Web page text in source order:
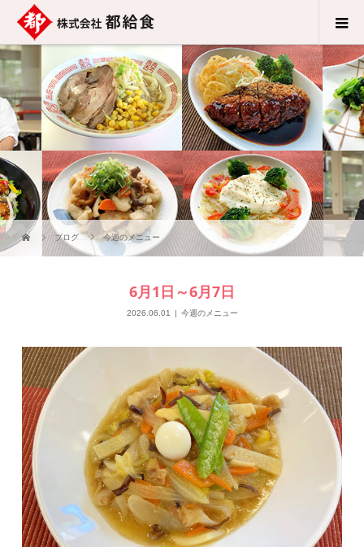
ブログ 今週のメニュー
6月1日～6月7日
2026.06.01 今週のメニュー